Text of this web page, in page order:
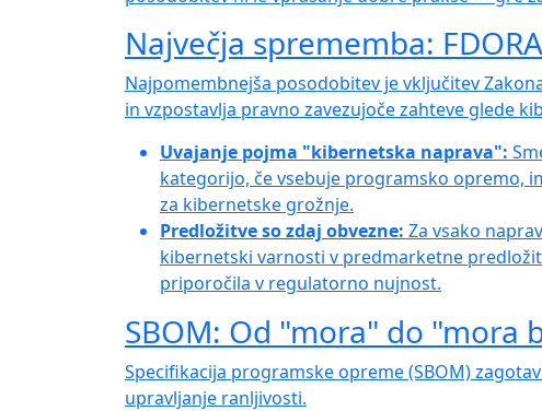
Največja sprememba:
Najpomembnejša posodobitev je vključitev
in vzpostavlja pravno zavezujoče zahteve glede
Uvajanje pojma "kibernetska naprava":
kategorijo, če vsebuje programsko opremo,
za kibernetske grožnje.
Predložitve so zdaj obvezne: Za vsako
kibernetski varnosti v predmarketne
priporočila v regulatorno nujnost.
SBOM: Od "mora" do "mora
Specifikacija programske opreme (SBOM)
upravljanje ranljivosti.